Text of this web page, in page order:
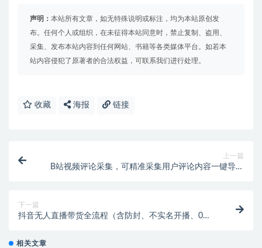
声明： 本站所有文章，如无特殊说明或标注，均为本站原创发
布。任何个人或组织，在未征得本站同意时，禁止复制、盗用、
采集、发布本站内容到任何网站、书籍等各类媒体平台。如若本
站内容侵犯了原著者的合法权益，可联系我们进行处理。
收藏 海报 链接
上一篇
B站视频评论采集，可精准采集用户评论内容一键导出
下一篇
抖音无人直播带货全流程（含防封、不实名开播、0粉
相关文章